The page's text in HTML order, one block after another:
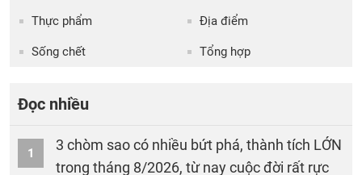
Thực phẩm Địa điểm
Sống chết Tổng hợp
Đọc nhiều
1
3 chòm sao có nhiều bứt phá, thành tích LỚN
trong tháng 8/2026, từ nay cuộc đời rất rực